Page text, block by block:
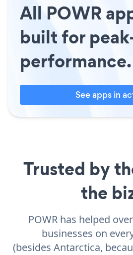
All POWR
built for
performance.
See apps in
Trusted by
the
POWR has helped
businesses on
(besides Antarctica,